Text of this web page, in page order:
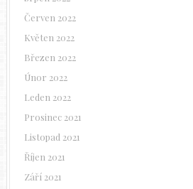
Červen 2022
Květen 2022
Březen 2022
Únor 2022
Leden 2022
Prosinec 2021
Listopad 2021
Říjen 2021
Září 2021